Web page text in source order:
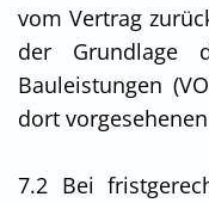
vom Vertrag
der Grundlage
Bauleistungen
dort
7.2 Bei